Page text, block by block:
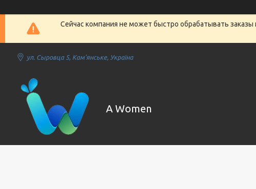
Сейчас компания не может быстро обрабатывать
ул. Сыровца 5, Кам'янське, Україна
A Women